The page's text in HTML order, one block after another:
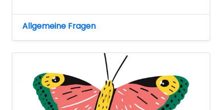
Allgemeine Fragen